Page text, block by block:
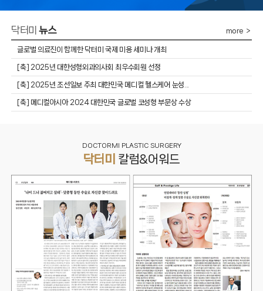
닥터미뉴스 more ＞
글로벌 의료진이 함께한 닥터미 국제 미용 세미나 개최
​[축] 2025년 대한성형외과의사회 최우수회원 선정
​[축] 2025년 조선일보 주최 대한민국 메디컬 헬스케어 눈성...
[축] 메디컬아시아 2024 대한민국 글로벌 코성형 부문상 수상
DOCTORMI PLASTIC SURGERY
닥터미 칼럼&어워드